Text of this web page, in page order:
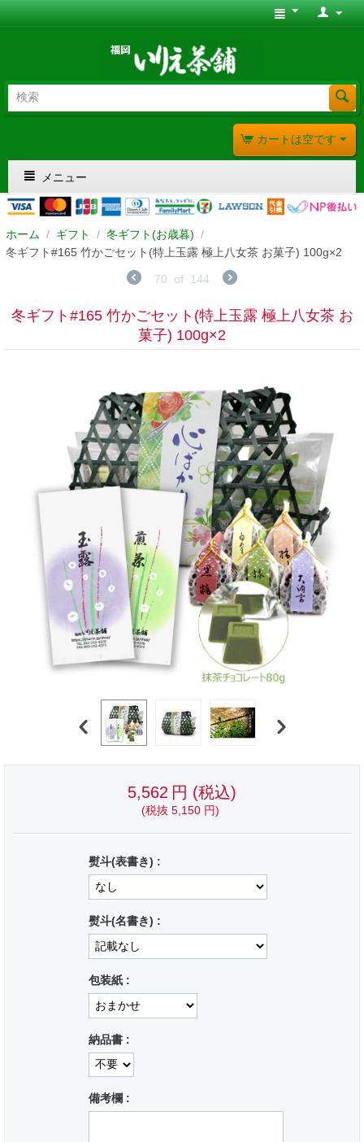
カートは空です
メニュー
ホーム / ギフト / 冬ギフト(お歳暮) /
冬ギフト#165 竹かごセット(特上玉露 極上八女茶 お菓子) 100g×2
70 of 144
冬ギフト#165 竹かごセット(特上玉露 極上八女茶 お
菓子) 100g×2
5,562 円 (税込)
(税抜 5,150 円)
熨斗(表書き) :
熨斗(名書き) :
包装紙 :
納品書 :
備考欄 :